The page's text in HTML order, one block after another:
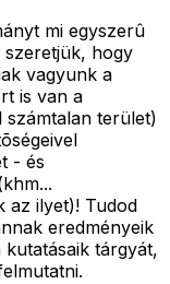
mi egyszerû
hogy
vagyunk a
is van a
számtalan terület)
- és
az ilyet)! Tudod
eredményeik
kutatásaik tárgyát,